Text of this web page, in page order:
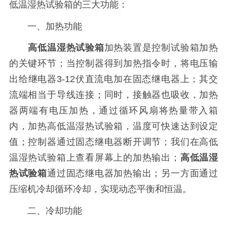
低温湿热试验箱的三大功能：
一、加热功能
高低温湿热试验箱加热装置是控制试验箱加热
的关键环节；当控制器得到加热指令时，将电压输
出给继电器3-12伏直流电加在固态继电器上；其交
流端相当于导线连接；同时，接触器也吸收，加热
器两端有电压加热，通过循环风扇将热量带入箱
内，加热高低温湿热试验箱，温度可快速达到设定
值；控制器通过固态继电器断开调节；我们在高低
温湿热试验箱上查看屏幕上的加热输出； 高低温湿
热试验箱通过固态继电器加热输出；另一方面通过
压缩机冷却循环冷却，实现动态平衡和恒温。
二、冷却功能